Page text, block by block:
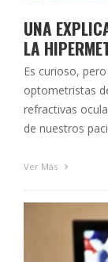
UNA
LA
Es curioso,
optometristas
refractivas
de nuestros
intentar
Ver Más